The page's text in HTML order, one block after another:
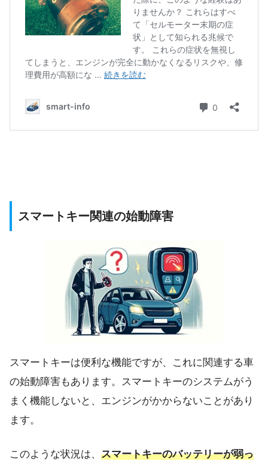
スマートキー関連の始動障害
スマートキーは便利な機能ですが、これに関連する車
の始動障害もあります。スマートキーのシステムがう
まく機能しないと、エンジンがかからないことがあり
ます。
このような状況は、 スマートキーのバッテリーが弱っ